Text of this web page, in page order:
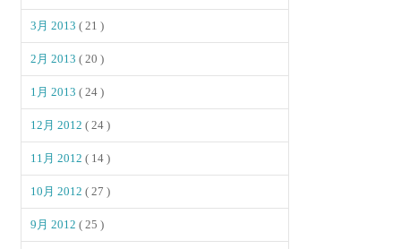
3月 2013( 21 )
2月 2013( 20 )
1月 2013( 24 )
12月 2012( 24 )
11月 2012( 14 )
10月 2012( 27 )
9月 2012( 25 )